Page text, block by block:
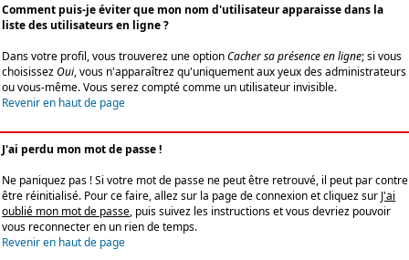
Comment puis-je éviter que mon nom d'utilisateur apparaisse dans la
liste des utilisateurs en ligne ?
Dans votre profil, vous trouverez une optionCacher sa présence en ligne; si vous
choisissezOui, vous n'apparaîtrez qu'uniquement aux yeux des administrateurs
ou vous-même. Vous serez compté comme un utilisateur invisible.
Revenir en haut de page
J'ai perdu mon mot de passe !
Ne paniquez pas ! Si votre mot de passe ne peut être retrouvé, il peut par contre
être réinitialisé. Pour ce faire, allez sur la page de connexion et cliquez sur J'ai
oublié mon mot de passe, puis suivez les instructions et vous devriez pouvoir
vous reconnecter en un rien de temps.
Revenir en haut de page